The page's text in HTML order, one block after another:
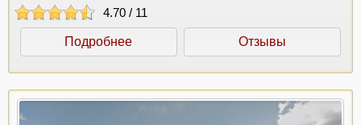
4.70 / 11
Подробнее Отзывы